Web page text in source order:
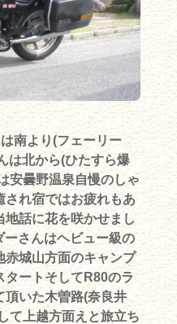
南より(フェーリー
は北から(ひたすら爆
安曇野温泉自慢のしゃ
され宿ではお疲れもあ
地話に花を咲かせまし
さんはヘビュー級の
赤城山方面のキャンプ
タートそしてR80のラ
頂いた木曽路(奈良井
て上越方面えと旅立ち